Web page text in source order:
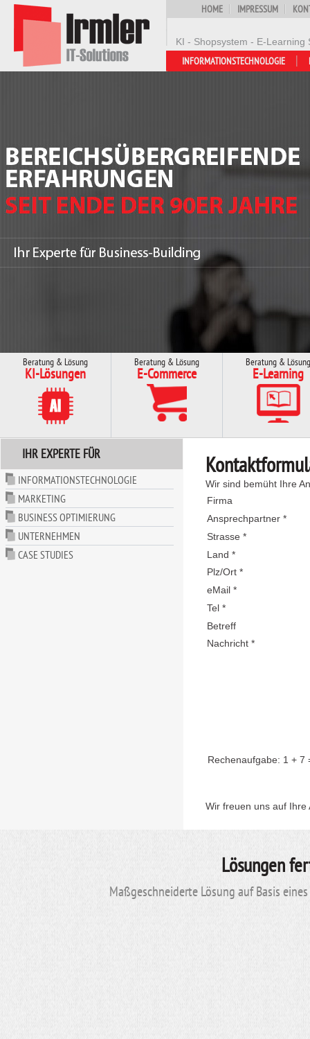
KI - Shopsystem - E-
HOME IMPRESSUM
INFORMATIONSTECHNOLOGIE
Beratung & Lösung
KI-Lösungen
Beratung & Lösung
E-Commerce
Beratung & Lösung
E-Learning
IHR EXPERTE FÜR
INFORMATIONSTECHNOLOGIE
MARKETING
BUSINESS OPTIMIERUNG
UNTERNEHMEN
CASE STUDIES
Wir sind bemüht Ihre
Firma
Ansprechpartner *
Strasse *
Land *
Plz/Ort *
eMail *
Tel *
Betreff
Nachricht *
Rechenaufgabe: 1 + 7
Wir freuen uns auf Ihre
Lösungen
Maßgeschneiderte Lösung auf Basis